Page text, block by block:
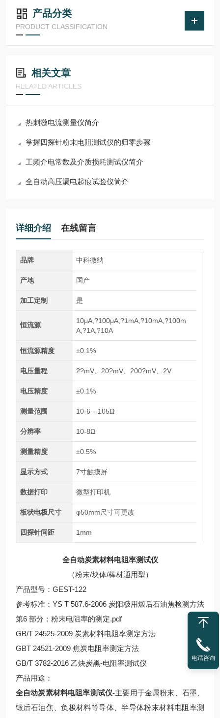
产品分类
PRODUCT CLASSIFICATION
相关文章
RELATED ARTICLES
热刺激电流测量仪简介
掌握四探针粉末电阻测试仪的归零步骤
工频介电常数及介质损耗测试仪简介
全自动高压漏电起痕试验仪简介
详细介绍 在线留言
品牌 中科微纳
产地 国产
加工定制 是
恒流源
10μA,?100μA,?1mA,?10mA,?100m
A,?1A,?10A
恒流源精度 ±0.1%
电压量程 2?mV、20?mV、200?mV、2V
电压精度 ±0.1%
测量范围 10-6---105Ω
分辨率 10-8Ω
测量精度 ±0.5%
显示方式 7寸触摸屏
数据打印 微型打印机
板状电极尺寸 φ50mm尺寸可更改
四探针间距 1mm
全自动炭素材料电阻率测试仪
（粉末/块体/棒材通用型）
产品型号：GEST-122
参考标准：YS T 587.6-2006 炭阳极用煅后石油焦检测方法
第6 部分：粉末电阻率的测定.pdf
GB/T 24525-2009 炭素材料电阻率测定方法
GBT 24521-2009 焦炭电阻率测定方法
GB/T 3782-2016 乙炔炭黑-电阻率测试仪
产品用途：
全自动炭素材料电阻率测试仪-主要用于金属粉末、石墨、
锻后石油焦、负极材料等导体、半导体粉末材料电阻率测
电话咨询